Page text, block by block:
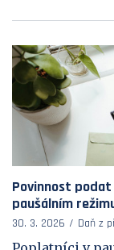
Povinnost
paušálním
30. 3. 2026 Daň z